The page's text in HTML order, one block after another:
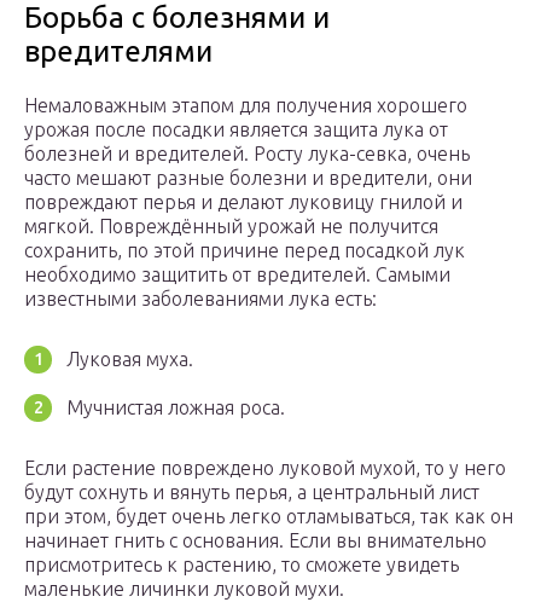
Борьба с болезнями и
вредителями
Немаловажным этапом для получения хорошего
урожая после посадки является защита лука от
болезней и вредителей. Росту лука-севка, очень
часто мешают разные болезни и вредители, они
повреждают перья и делают луковицу гнилой и
мягкой. Повреждённый урожай не получится
сохранить, по этой причине перед посадкой лук
необходимо защитить от вредителей. Самыми
известными заболеваниями лука есть:
Луковая муха.
Мучнистая ложная роса.
Если растение повреждено луковой мухой, то у него
будут сохнуть и вянуть перья, а центральный лист
при этом, будет очень легко отламываться, так как он
начинает гнить с основания. Если вы внимательно
присмотритесь к растению, то сможете увидеть
маленькие личинки луковой мухи.